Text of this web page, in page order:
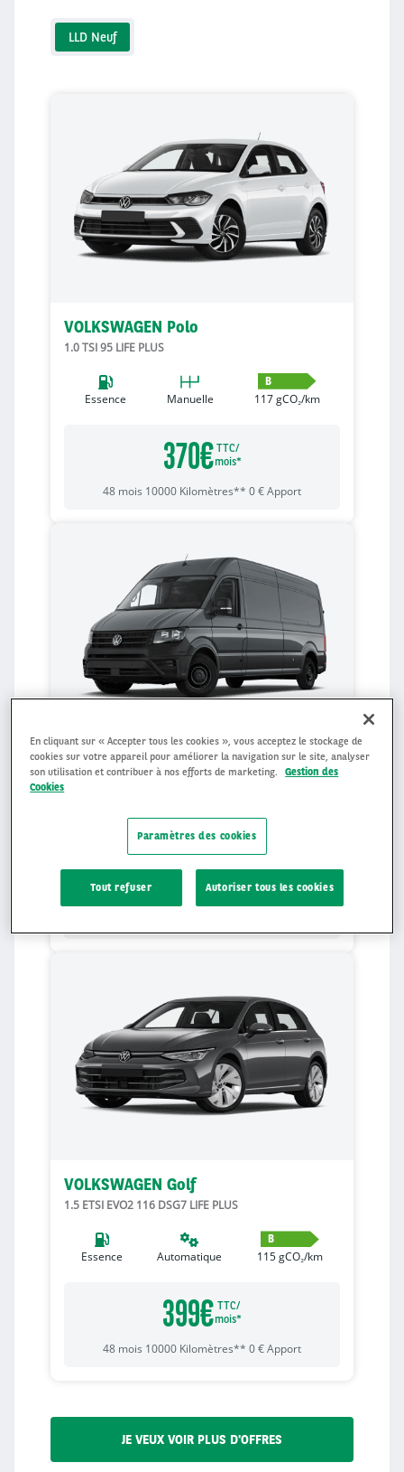
LLD Neuf
VOLKSWAGEN Polo
1.0 TSI 95 LIFE PLUS
Essence Manuelle
B
117gCO₂/km
370€ TTC/
mois*
48 mois 10000 Kilomètres** 0€Apport
VOLKSWAGEN CRAFTER
2.0TDI 140 30 L3H3 Business
Manuelle
390€mois*
VOLKSWAGEN Golf
1.5 ETSI EVO2 116 DSG7 LIFE PLUS
Essence Automatique
B
115gCO₂/km
399€ TTC/
mois*
48 mois 10000 Kilomètres** 0€Apport
JE VEUX VOIR PLUS D'OFFRES
En cliquant sur « Accepter tous les cookies », vous acceptez le stockage de
cookies sur votre appareil pour améliorer la navigation sur le site, analyser
son utilisation et contribuer à nos efforts de marketing.
Gestion des
Cookies
Paramètres des cookies
Tout refuser Autoriser tous les cookies